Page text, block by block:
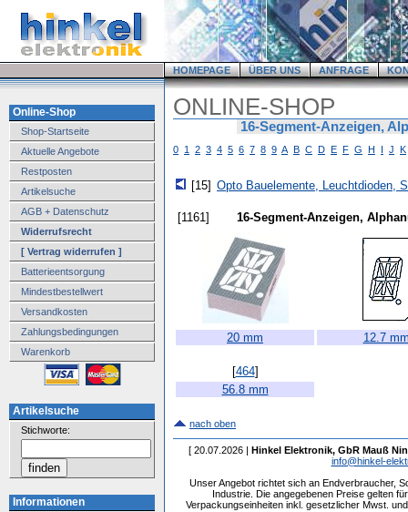
HOMEPAGE ÜBER UNS ANFRAGE
Online-Shop
Shop-Startseite
Aktuelle Angebote
Restposten
Artikelsuche
AGB + Datenschutz
Widerrufsrecht
[ Vertrag widerrufen ]
Batterieentsorgung
Mindestbestellwert
Versandkosten
Zahlungsbedingungen
Warenkorb
Artikelsuche
Stichworte:
Informationen
ONLINE-SHOP
16-Segment-Anzeigen,
0 1 2 3 4 5 6 7 8 9 A B C D E F G H I J K
[15] Opto Bauelemente, Leuchtdioden,
[1161] 16-Segment-Anzeigen,
20 mm 12.7
[464]
56.8 mm
nach oben
[ 20.07.2026 | Hinkel Elektronik, GbR Mauß
info@hinkel-
Unser Angebot richtet sich an Endverbraucher,
Industrie. Die angegebenen Preise gelten
Verpackungseinheiten inkl. gesetzlicher Mwst.